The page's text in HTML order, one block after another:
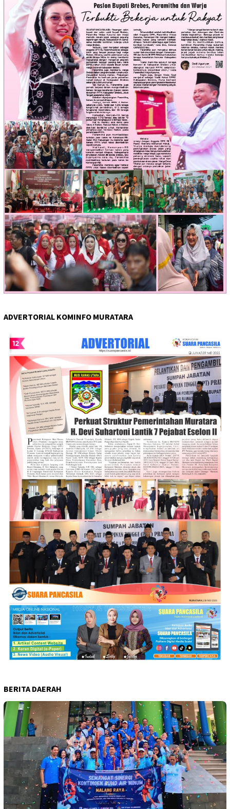
ADVERTORIAL KOMINFO MURATARA
BERITA DAERAH